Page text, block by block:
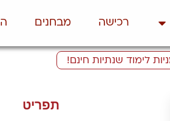
רכישה מבחנים
לימוד שנתיות חינם!
תפריט